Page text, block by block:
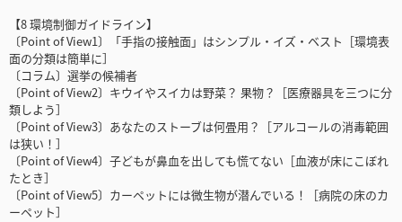
【8 環境制御ガイドライン】
〔Point of View1〕「手指の接触面」はシンプル・イズ・ベスト［環境表
面の分類は簡単に］
〔コラム〕選挙の候補者
〔Point of View2〕キウイやスイカは野菜？ 果物？［医療器具を三つに分
類しよう］
〔Point of View3〕あなたのストーブは何畳用？［アルコールの消毒範囲
は狭い！］
〔Point of View4〕子どもが鼻血を出しても慌てない［血液が床にこぼれ
たとき］
〔Point of View5〕カーペットには微生物が潜んでいる！［病院の床のカ
ーペット］